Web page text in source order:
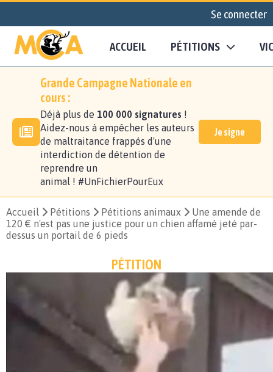
Se connecter
ACCUEIL PÉTITIONS
Grande Campagne Nationale en
cours :
Déjà plus de 100 000 signatures !
Aidez-nous à empêcher les auteurs
de maltraitance frappés d'une
interdiction de détention de
reprendre un
animal ! #UnFichierPourEux
Je signe
Accueil Pétitions Pétitions animaux
Une amende de
120 € n'est pas une justice pour un chien affamé jeté par-
dessus un portail de 6 pieds
PÉTITION